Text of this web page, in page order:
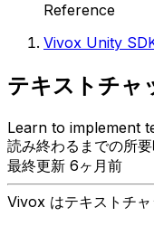
Reference
Vivox Unity
テキストチャ
Learn to implement
読み終わるまでの所
最終更新 6ヶ月前
Vivox はテキストチャ